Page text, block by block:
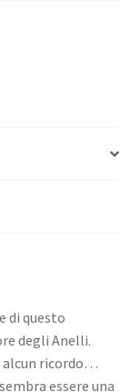
di questo
degli Anelli.
alcun ricordo…
essere una